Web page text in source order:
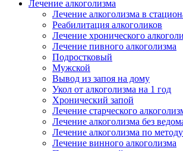
Лечение алкоголизма
Лечение алкоголизма в
Реабилитация алкоголиков
Лечение хронического
Лечение пивного алкоголизма
Подростковый
Мужской
Вывод из запоя на дому
Укол от алкоголизма на 1 год
Хронический запой
Лечение старческого
Лечение алкоголизма без
Лечение алкоголизма по
Лечение винного алкоголизма